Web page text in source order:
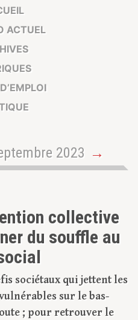
ACTUEL
2023 →
collective
du souffle au
sociétaux qui jettent les
sur le bas-
; pour retrouver le